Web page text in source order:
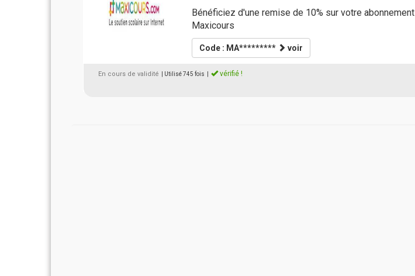
Bénéficiez d'une remise de 10% sur votre abonnement
Maxicours
Code : MA********* voir
En cours de validité | Utilisé 745 fois vérifié !